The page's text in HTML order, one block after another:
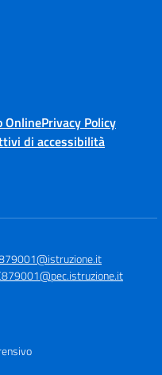
OnlinePrivacy Policy
di accessibilità